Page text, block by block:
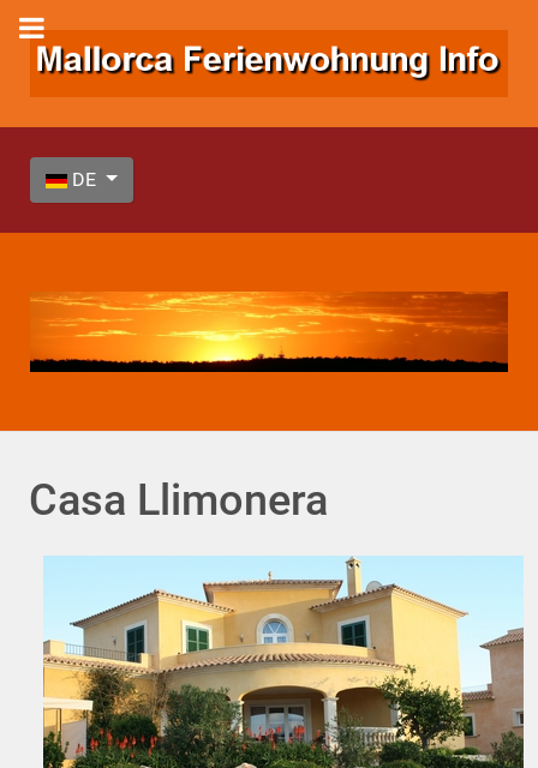
Sprache auswählen
DE
Casa Llimonera